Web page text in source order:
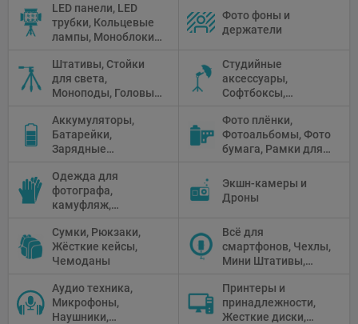
LED панели, LED
трубки, Кольцевые
лампы, Моноблоки,
Флуоресцентное и
галогенное
освещение
Фото фоны и
держатели
Штативы, Стойки
для света,
Моноподы, Головы
Студийные
аксессуары,
Софтбоксы,
Рефлекторы,
Отражатели,
Предметные
Аккумуляторы,
Батарейки,
Зарядные
питания, Солнечные
панели
Фото плёнки,
Фотоальбомы, Фото
бумага, Рамки для
камеры
Одежда для
фотографа,
камуфляж,
Экшн-камеры и
Дроны
Сумки, Рюкзаки,
Жёсткие кейсы,
Чемоданы
Всё для
смартфонов, Чехлы,
Мини Штативы,
Аудио техника,
Микрофоны,
Наушники,
Принтеры и
принадлежности,
Жесткие диски,